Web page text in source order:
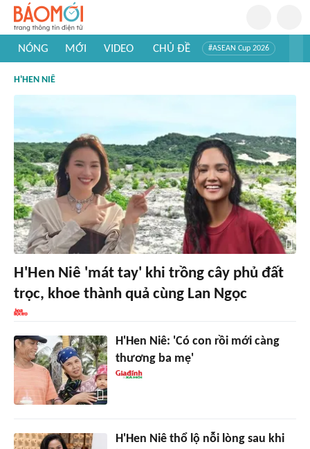
NÓNG MỚI VIDEO CHỦ ĐỀ #ASEAN Cup 2026
#Khám phá thế giới
H'HEN NIÊ
H'Hen Niê 'mát tay' khi trồng cây phủ đất
trọc, khoe thành quả cùng Lan Ngọc
H'Hen Niê: 'Có con rồi mới càng
thương ba mẹ'
H'Hen Niê thổ lộ nỗi lòng sau khi